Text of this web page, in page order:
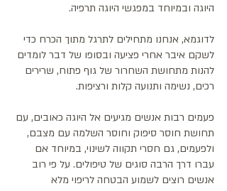
היוגה ובמיוחד במפגשי היוגה תרפיה.
לדוגמא, אנחנו מתחילים לתרגל מתוך הכרח כדי
לשקם איבר אחרי פציעה ובסופו של דבר לומדים
להנות מתחושת השחרור של גוף פתוח, שרירים
רכים, נשימה ותנועה קלות ורציפות.
פעמים רבות אנשים מגיעים אל היוגה כאובים, עם
תחושת חוסר סיפוק וחוסר השלמה עם מצבם,
ולפעמים, גם חסרי תקווה לשינוי, במיוחד אם
עברו דרך הרבה סוגים של טיפולים. על פי רוב
אנשים רוצים לשמוע הבטחה לריפוי מלא